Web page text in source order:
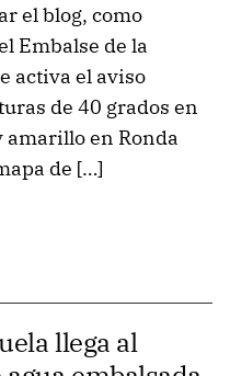
el blog, como
Embalse de la
activa el aviso
de 40 grados en
amarillo en Ronda
de […]
llega al